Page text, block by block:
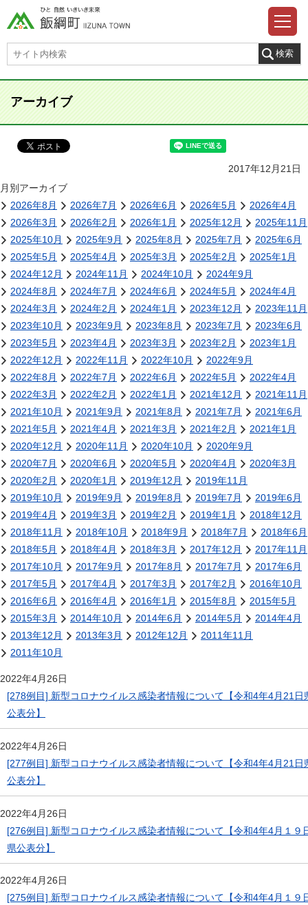
アーカイブ
2017年12月21日
月別アーカイブ
2026年8月
2026年7月 2026年6月 2026年5月
2026年4月
2026年3月
2026年2月 2026年1月 2025年12月
2025年11月
2025年10月
2025年9月 2025年8月 2025年7月
2025年6月
2025年5月
2025年4月 2025年3月 2025年2月
2025年1月
2024年12月
2024年11月 2024年10月
2024年9月
2024年8月
2024年7月 2024年6月 2024年5月
2024年4月
2024年3月
2024年2月 2024年1月 2023年12月
2023年11月
2023年10月
2023年9月 2023年8月 2023年7月
2023年6月
2023年5月
2023年4月 2023年3月 2023年2月
2023年1月
2022年12月
2022年11月 2022年10月
2022年9月
2022年8月
2022年7月 2022年6月 2022年5月
2022年4月
2022年3月
2022年2月 2022年1月 2021年12月
2021年11月
2021年10月
2021年9月 2021年8月 2021年7月
2021年6月
2021年5月
2021年4月 2021年3月 2021年2月
2021年1月
2020年12月
2020年11月 2020年10月
2020年9月
2020年7月
2020年6月 2020年5月 2020年4月
2020年3月
2020年2月
2020年1月 2019年12月
2019年11月
2019年10月
2019年9月 2019年8月 2019年7月
2019年6月
2019年4月
2019年3月 2019年2月 2019年1月
2018年12月
2018年11月
2018年10月 2018年9月 2018年7月
2018年6月
2018年5月
2018年4月 2018年3月 2017年12月
2017年11月
2017年10月
2017年9月 2017年8月 2017年7月
2017年6月
2017年5月
2017年4月 2017年3月 2017年2月
2016年10月
2016年6月
2016年4月 2016年1月 2015年8月
2015年5月
2015年3月
2014年10月 2014年6月 2014年5月
2014年4月
2013年12月
2013年3月 2012年12月
2011年11月
2011年10月
2022年4月26日
[278例目] 新型コロナウイルス感染者情報について【令和4年4月21日
公表分】
2022年4月26日
[277例目] 新型コロナウイルス感染者情報について【令和4年4月21日
公表分】
2022年4月26日
[276例目] 新型コロナウイルス感染者情報について【令和4年4月１９
県公表分】
2022年4月26日
[275例目] 新型コロナウイルス感染者情報について【令和4年4月１９